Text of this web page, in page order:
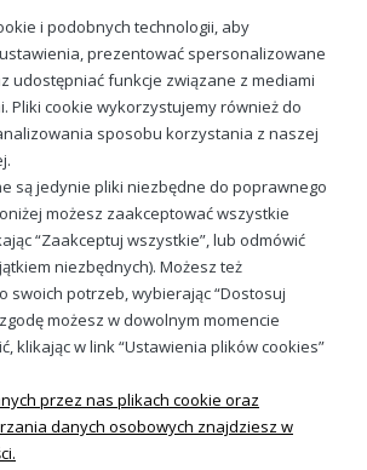
99,88 zł
nasze social media
i podobnych technologii, aby
prezentować spersonalizowane
udostępniać funkcje związane z mediami
Pliki cookie wykorzystujemy również do
sposobu korzystania z naszej
są jedynie pliki niezbędne do poprawnego
możesz zaakceptować wszystkie
“Zaakceptuj wszystkie”, lub odmówić
niezbędnych). Możesz też
swoich potrzeb, wybierając “Dostosuj
możesz w dowolnym momencie
klikając w link “Ustawienia plików cookies”
przez nas plikach cookie oraz
danych osobowych znajdziesz w